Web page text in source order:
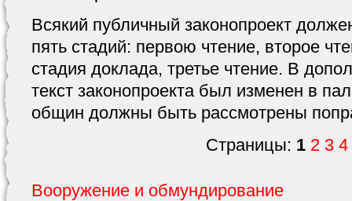
Всякий публичный законопроект
пять стадий: первою чтение, второе
стадия доклада, третье чтение. В
текст законопроекта был изменен в
общин должны быть рассмотрены
Страницы: 1 2 3 4
Вооружение и обмундирование